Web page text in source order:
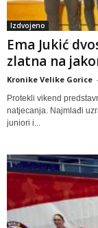
Izdvojeno
Ema Jukić
zlatna na
Kronike Velike Gorice -
Protekli vikend
natjecanja. Najmlađi
juniori i...